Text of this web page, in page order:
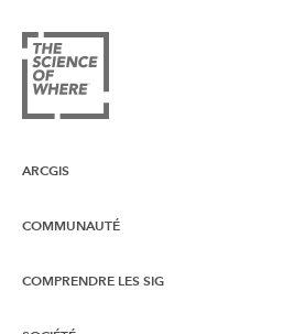
ARCGIS
Vue d’ensemble d’ArcGIS
Cartographie
COMMUNAUTÉ
Esri Community
COMPRENDRE LES SIG